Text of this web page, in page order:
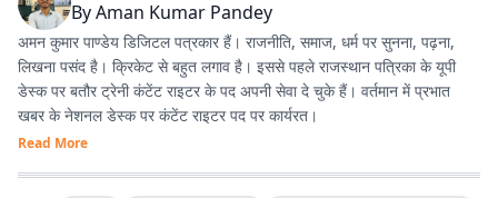
ByAman Kumar Pandey
अमन कुमार पाण्डेय डिजिटल पत्रकार हैं। राजनीति, समाज, धर्म पर सुनना, पढ़ना,
लिखना पसंद है। क्रिकेट से बहुत लगाव है। इससे पहले राजस्थान पत्रिका के यूपी
डेस्क पर बतौर ट्रेनी कंटेंट राइटर के पद अपनी सेवा दे चुके हैं। वर्तमान में प्रभात
खबर के नेशनल डेस्क पर कंटेंट राइटर पद पर कार्यरत।
Read More